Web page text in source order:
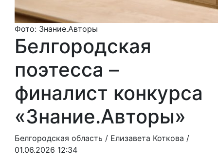
Фото: Знание.Авторы
Белгородская
поэтесса –
финалист конкурса
«Знание.Авторы»
Белгородская область / Елизавета Коткова /
01.06.2026 12:34